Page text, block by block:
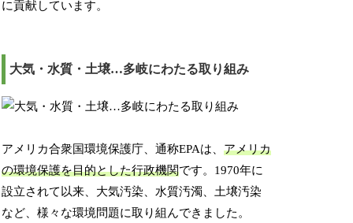
に貢献しています。
大気・水質・土壌…多岐にわたる取り組み
アメリカ合衆国環境保護庁、通称EPAは、アメリカ
の環境保護を目的とした行政機関です。1970年に
設立されて以来、大気汚染、水質汚濁、土壌汚染
など、様々な環境問題に取り組んできました。